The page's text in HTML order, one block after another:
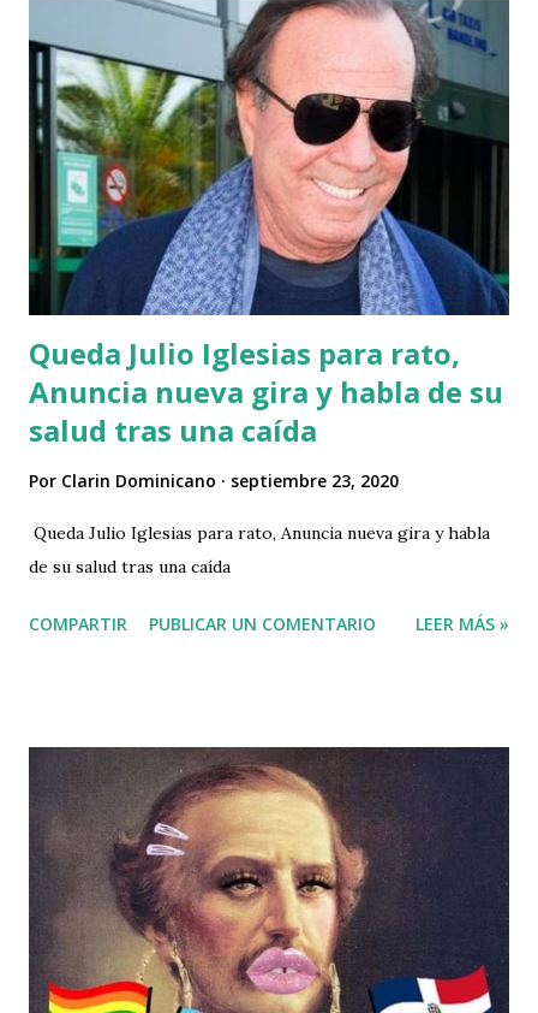
Dominicana a causa de lo que consideraban corrupción y
despilfarro, por lo que cuestionó que, ahora en el poder, el
PRM no haya considerado reestructurar el presupuesto
para eliminar tales excesos antes de propiciar más
endeudamiento. Moreno planteó que el gobierno también
tenía las opciones de buscar una modificación del contrato
con la Barrick Gold para aumentar el beneficio que percibe
el Estado por la venta del oro, así como gestionar con el
sector financiero y grupos empre...
Queda Julio Iglesias para rato,
Anuncia nueva gira y habla de su
salud tras una caída
Por Clarin Dominicano septiembre 23, 2020
Queda Julio Iglesias para rato, Anuncia nueva gira y habla
de su salud tras una caída
COMPARTIR PUBLICAR UN COMENTARIO LEER MÁS »